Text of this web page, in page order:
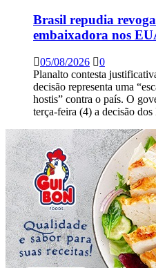
Brasil repudia
embaixadora nos
05/08/2026
0
Planalto contesta
decisão representa uma
hostis” contra o país. O
terça-feira (4) a decisão